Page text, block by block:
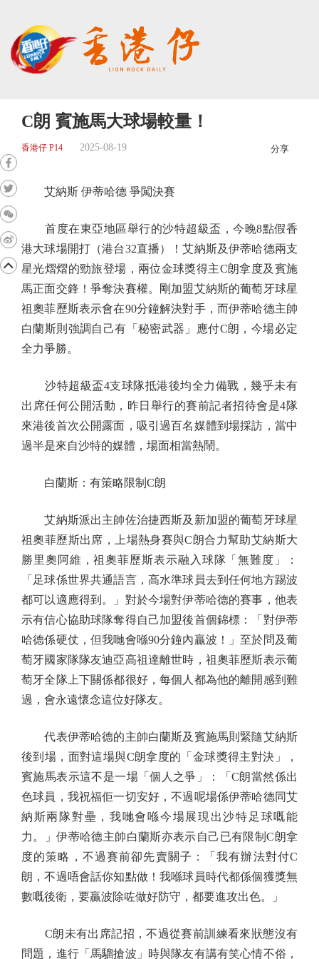
C朗 賓施馬大球場較量！
香港仔 P14 2025-08-19 分享
艾納斯 伊蒂哈德 爭闖決賽
首度在東亞地區舉行的沙特超級盃，今晚8點假香
港大球場開打（港台32直播）！艾納斯及伊蒂哈德兩支
星光熠熠的勁旅登場，兩位金球獎得主C朗拿度及賓施
馬正面交鋒！爭奪決賽權。剛加盟艾納斯的葡萄牙球星
祖奧菲歷斯表示會在90分鐘解決對手，而伊蒂哈德主帥
白蘭斯則強調自己有「秘密武器」應付C朗，今場必定
全力爭勝。
沙特超級盃4支球隊抵港後均全力備戰，幾乎未有
出席任何公開活動，昨日舉行的賽前記者招待會是4隊
來港後首次公開露面，吸引過百名媒體到場採訪，當中
過半是來自沙特的媒體，場面相當熱鬧。
白蘭斯：有策略限制C朗
艾納斯派出主帥佐治捷西斯及新加盟的葡萄牙球星
祖奧菲歷斯出席，上場熱身賽與C朗合力幫助艾納斯大
勝里奧阿維，祖奧菲歷斯表示融入球隊「無難度」：
「足球係世界共通語言，高水準球員去到任何地方踢波
都可以適應得到。」對於今場對伊蒂哈德的賽事，他表
示有信心協助球隊奪得自己加盟後首個錦標：「對伊蒂
哈德係硬仗，但我哋會喺90分鐘內贏波！」至於問及葡
萄牙國家隊隊友迪亞高祖達離世時，祖奧菲歷斯表示葡
萄牙全隊上下關係都很好，每個人都為他的離開感到難
過，會永遠懷念這位好隊友。
代表伊蒂哈德的主帥白蘭斯及賓施馬則緊隨艾納斯
後到場，面對這場與C朗拿度的「金球獎得主對決」，
賓施馬表示這不是一場「個人之爭」：「C朗當然係出
色球員，我祝福佢一切安好，不過呢場係伊蒂哈德同艾
納斯兩隊對壘，我哋會喺今場展現出沙特足球嘅能
力。」伊蒂哈德主帥白蘭斯亦表示自己已有限制C朗拿
度的策略，不過賽前卻先賣關子：「我有辦法對付C
朗，不過唔會話你知點做！我喺球員時代都係個獲獎無
數嘅後衛，要贏波除咗做好防守，都要進攻出色。」
C朗未有出席記招，不過從賽前訓練看來狀態沒有
問題，進行「馬騮搶波」時與隊友有講有笑心情不俗，